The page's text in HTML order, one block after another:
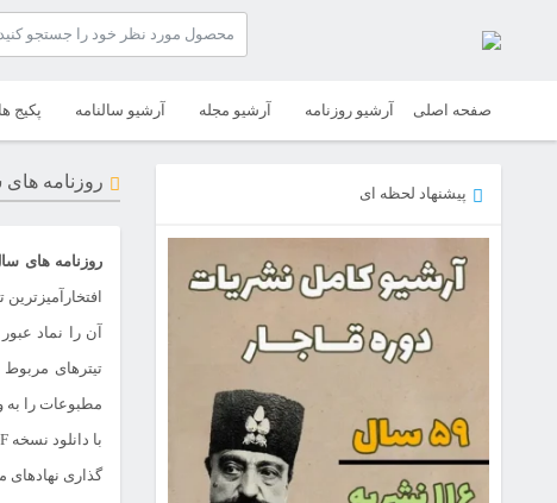
صفحه اصلی آرشیو روزنامه آرشیو مجله آرشیو سالنامه پکیج
روزنامه های
روزنامه های سال
آن را نماد
تیترهای
مطبوعات را به
گذاری نهادهای
پیشنهاد لحظه ای